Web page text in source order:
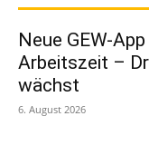
Neue GEW-
Arbeitszeit –
wächst
6. August 2026